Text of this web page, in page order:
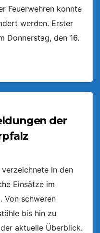
Feuerwehren konnte
werden. Erster
Donnerstag, den 16.
der
in den
Einsätze im
Von schweren
bis hin zu
aktuelle Überblick.